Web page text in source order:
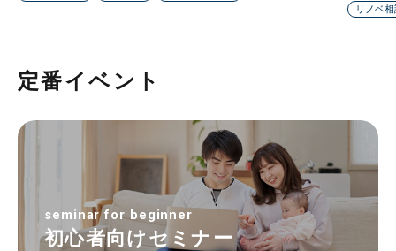
リノベ
定番イベント
seminar for beginner
初心者向けセミナー